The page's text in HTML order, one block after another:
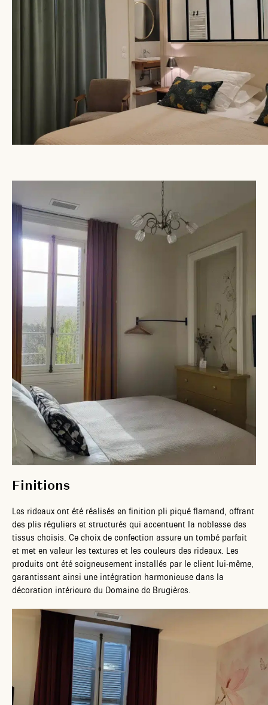
Finitions
Les rideaux ont été réalisés en finition pli piqué flamand, offrant
des plis réguliers et structurés qui accentuent la noblesse des
tissus choisis. Ce choix de confection assure un tombé parfait
et met en valeur les textures et les couleurs des rideaux. Les
produits ont été soigneusement installés par le client lui-même,
garantissant ainsi une intégration harmonieuse dans la
décoration intérieure du Domaine de Brugières.